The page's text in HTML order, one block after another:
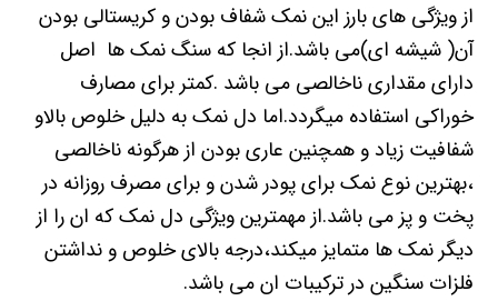
از ویژگی های بارز این نمک شفاف بودن و کریستالی بودن
آن( شیشه ای)می باشد.از انجا که سنگ نمک ها اصل
دارای مقداری ناخالصی می باشد .کمتر برای مصارف
خوراکی استفاده میگردد.اما دل نمک به دلیل خلوص بالاو
شفافیت زیاد و همچنین عاری بودن از هرگونه ناخالصی
،بهترین نوع نمک برای پودر شدن و برای مصرف روزانه در
پخت و پز می باشد.از مهمترین ویژگی دل نمک که ان را از
دیگر نمک ها متمایز میکند،درجه بالای خلوص و نداشتن
فلزات سنگین در ترکیبات ان می باشد.